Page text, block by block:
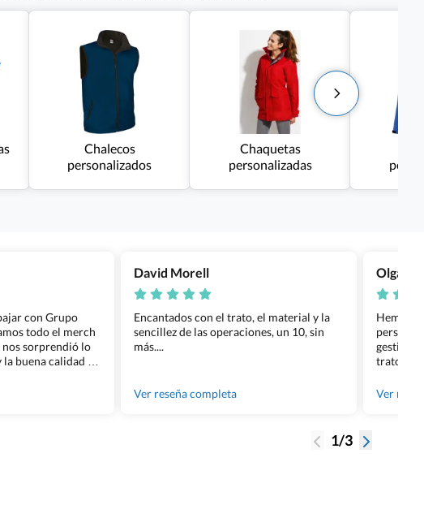
Chalecos
personalizados
Chaquetas
personalizadas
con Grupo
todo el merch
nos sorprendió lo
buena calidad de
David Morell
Encantados con el trato, el material y la
sencillez de las operaciones, un 10, sin
más....
Ver reseña completa
Olga
Hemos
gestión
trato
gente
Ver
1/3